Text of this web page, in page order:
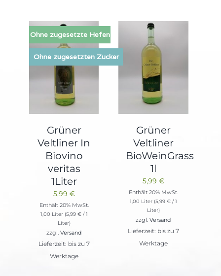
Ohne zugesetzte Hefen
Ohne zugesetzten Zucker
Grüner
Veltliner In
Biovino
veritas
1Liter
5,99 €
Enthält 20% MwSt.
1,00 Liter (5,99 €/ 1
Liter)
zzgl.Versand
Lieferzeit: bis zu 7
Werktage
Grüner
Veltliner
BioWeinGrass
1l
5,99 €
Enthält 20% MwSt.
1,00 Liter (5,99 €/ 1
Liter)
zzgl.Versand
Lieferzeit: bis zu 7
Werktage